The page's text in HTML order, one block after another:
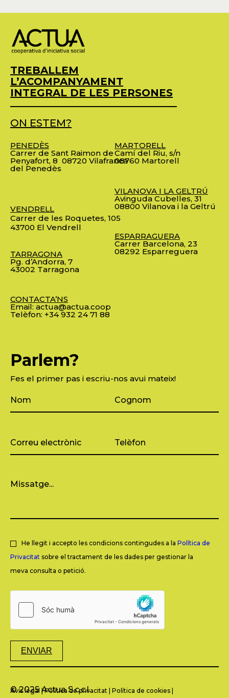
TREBALLEM
L’ACOMPANYAMENT
INTEGRAL DE LES PERSONES
ON ESTEM?
PENEDÈS
Carrer de Sant Raimon de
Penyafort, 8 08720 Vilafranca
del Penedès
VENDRELL
Carrer de les Roquetes, 105
43700 El Vendrell
TARRAGONA
Pg. d’Andorra, 7
43002 Tarragona
CONTACTA’NS
Email: actua@actua.coop
Telèfon: +34 932 24 71 88
MARTORELL
Camí del Riu, s/n
08760 Martorell
VILANOVA I LA GELTRÚ
Avinguda Cubelles, 31
08800 Vilanova i la Geltrú
ESPARRAGUERA
Carrer Barcelona, 23
08292 Esparreguera
Parlem?
Fes el primer pas i escriu-nos avui mateix!
He llegit i accepto les condicions contingudes a la Política de
Privacitat sobre el tractament de les dades per gestionar la
meva consulta o petició.
ENVIAR
© 2025 Actua S.c.c.l.
Avís legal |Política de privacitat Política de cookies